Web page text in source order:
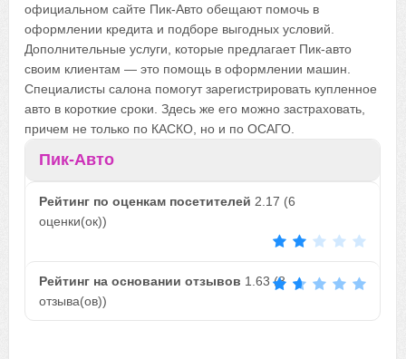
официальном сайте Пик-Авто обещают помочь в
оформлении кредита и подборе выгодных условий.
Дополнительные услуги, которые предлагает Пик-авто
своим клиентам — это помощь в оформлении машин.
Специалисты салона помогут зарегистрировать купленное
авто в короткие сроки. Здесь же его можно застраховать,
причем не только по КАСКО, но и по ОСАГО.
Пик-Авто
Рейтинг по оценкам посетителей 2.17 (6
оценки(ок))
Рейтинг на основании отзывов 1.63 (8
отзыва(ов))